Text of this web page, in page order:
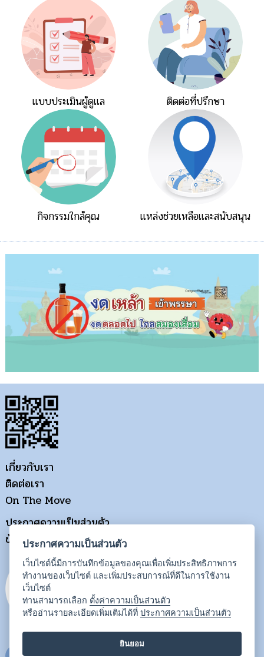
แบบประเมินผู้ดูแล ติดต่อที่ปรึกษา
กิจกรรมใกล้คุณ แหล่งช่วยเหลือและสนับสนุน
เกี่ยวกับเรา
ติดต่อเรา
On The Move
ประกาศความเป็นส่วนตัว
ข้อกำหนดการใช้งาน
ประกาศความเป็นส่วนตัว
เว็บไซต์นี้มีการบันทึกข้อมูลของคุณเพื่อเพิ่มประสิทธิภาพการ
ทำงานของเว็บไซต์ และเพิ่มประสบการณ์ที่ดีในการใช้งาน
เว็บไซต์
ท่านสามารถเลือก ตั้งค่าความเป็นส่วนตัว
หรืออ่านรายละเอียดเพิ่มเติมได้ที่ประกาศความเป็นส่วนตัว
ยินยอม